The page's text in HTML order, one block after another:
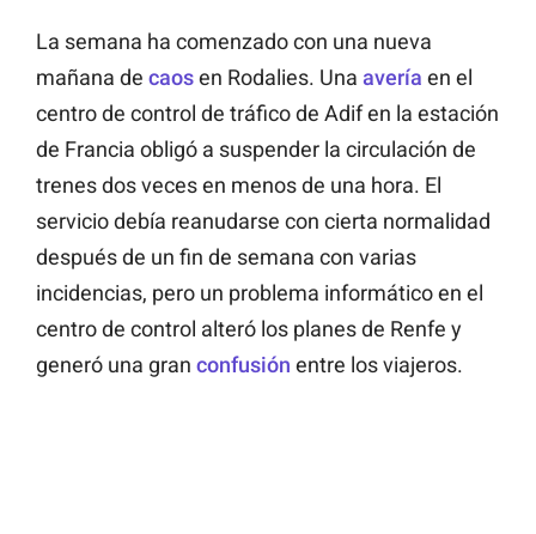
La semana ha comenzado con una nueva
mañana de caosen Rodalies. Una avería en el
centro de control de tráfico de Adif en la estación
de Francia obligó a suspender la circulación de
trenes dos veces en menos de una hora. El
servicio debía reanudarse con cierta normalidad
después de un fin de semana con varias
incidencias, pero un problema informático en el
centro de control alteró los planes de Renfe y
generó una gran confusión entre los viajeros.